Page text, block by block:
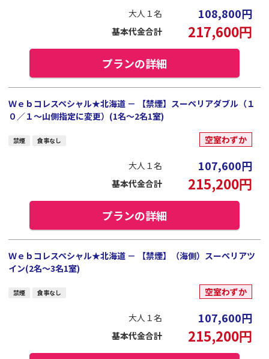
大人１名 108,800円
基本代金合計 217,600円
プランの詳細
Ｗｅｂコレスペシャル★北海道 － 【禁煙】スーペリアダブル（１
０／１～山側指定に変更）(1名～2名1室)
禁煙 食事なし 空室わずか
大人１名 107,600円
基本代金合計 215,200円
プランの詳細
Ｗｅｂコレスペシャル★北海道 － 【禁煙】（海側）スーペリアツ
イン(2名～3名1室)
禁煙 食事なし 空室わずか
大人１名 107,600円
基本代金合計 215,200円